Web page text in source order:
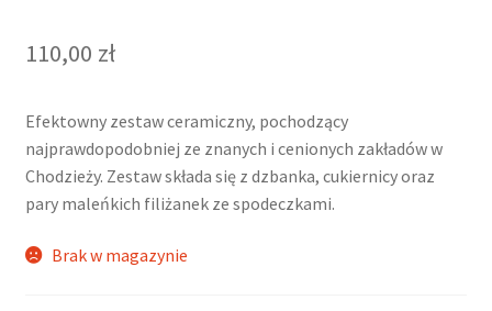
110,00 zł
Efektowny zestaw ceramiczny, pochodzący
najprawdopodobniej ze znanych i cenionych zakładów w
Chodzieży. Zestaw składa się z dzbanka, cukiernicy oraz
pary maleńkich filiżanek ze spodeczkami.
Brak w magazynie